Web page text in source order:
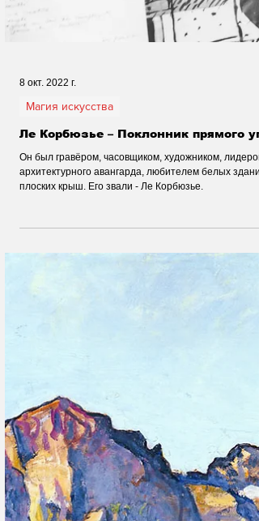
Магия искусства
Ле Корбюзье – Поклонник прямого